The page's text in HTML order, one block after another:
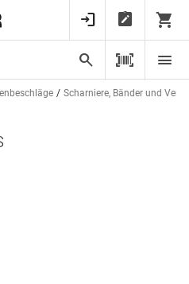
Scharniere, Bänder und